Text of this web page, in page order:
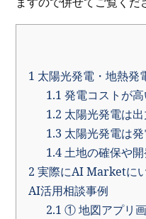
1 太陽光発電・地熱発
1.1 発電コストが高
1.2 太陽光発電は
1.3 太陽光発電は
1.4土地の確保や
2 実際にAI Marketに
AI活用相談事例
2.1 ① 地図アプリ